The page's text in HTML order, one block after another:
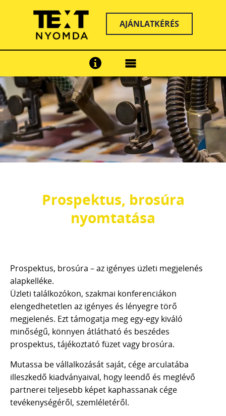
AJÁNLATKÉRÉS
Prospektus, brosúra
nyomtatása
Prospektus, brosúra –az igényes üzleti megjelenés
alapkelléke.
Üzleti találkozókon, szakmai konferenciákon
elengedhetetlen az igényes és lényegre törő
megjelenés. Ezt támogatja meg egy-egy kiváló
minőségű, könnyen átlátható és beszédes
prospektus, tájékoztató füzet vagy brosúra.
Mutassa be vállalkozását saját, cége arculatába
illeszkedő kiadványaival, hogy leendő és meglévő
partnerei teljesebb képet kaphassanak cége
tevékenységéről, szemléletéről.